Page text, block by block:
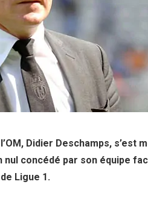
Didier Deschamps, s’est
nul concédé par son équipe
Ligue 1.